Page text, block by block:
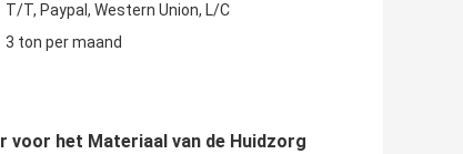
T/T, Paypal, Western Union, L/C
3 ton per maand
voor het Materiaal van de Huidzorg